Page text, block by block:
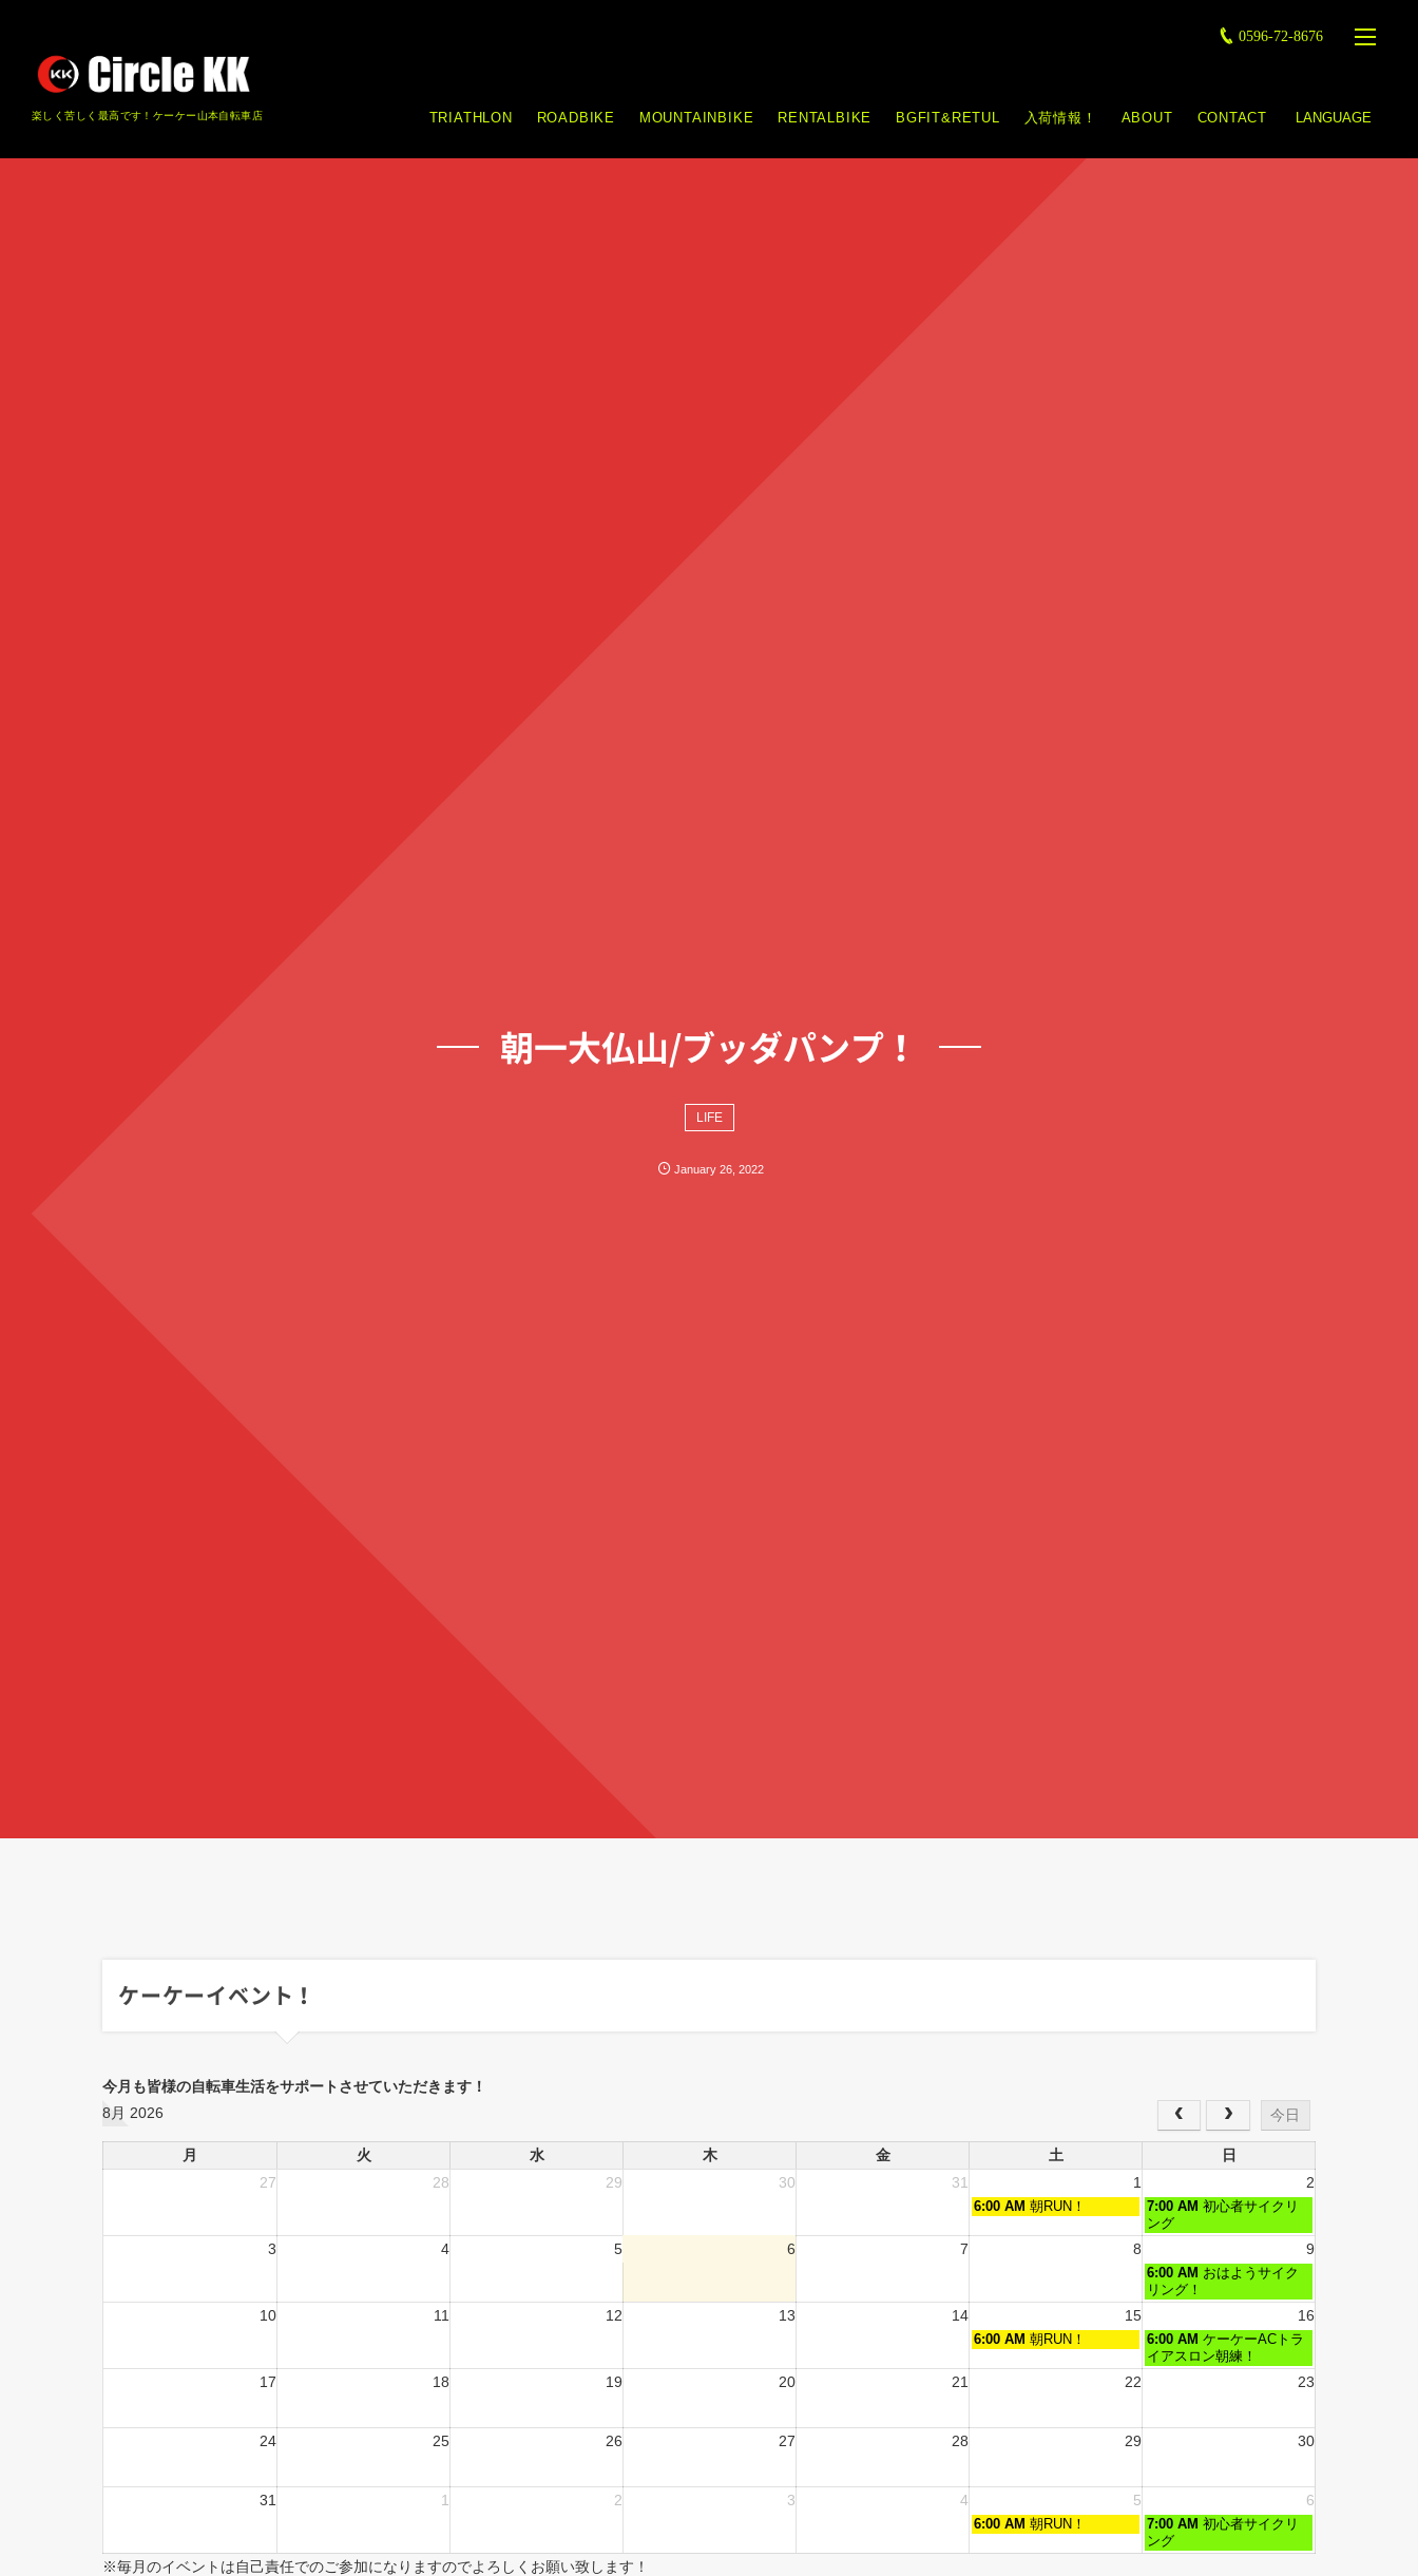
楽しく苦しく最高です！ケーケー山本自転車店
0596-72-8676
TRIATHLON ROADBIKE MOUNTAINBIKE RENTALBIKE BGFIT&RETUL 入荷情報！ ABOUT CONTACT LANGUAGE
朝一大仏山/ブッダパンプ！
LIFE
January 26, 2022
ケーケーイベント！
今月も皆様の自転車生活をサポートさせていただきます！
8月 2026
今日
月 火 水 木 金 土
日
27
28 29 30 31 1 2
6:00 AM 朝RUN！ 7:00 AM 初心者サイクリ
ング
3 4 5 6 7 8 9
6:00 AM おはようサイク
リング！
10 11 12 13 14 15 16
6:00 AM 朝RUN！ 6:00 AM ケーケーACトラ
イアスロン朝練！
17 18 19 20 21 22 23
24 25 26 27 28 29 30
31 1 2 3 4 5 6
6:00 AM 朝RUN！ 7:00 AM 初心者サイクリ
ング
※毎月のイベントは自己責任でのご参加になりますのでよろしくお願い致します！